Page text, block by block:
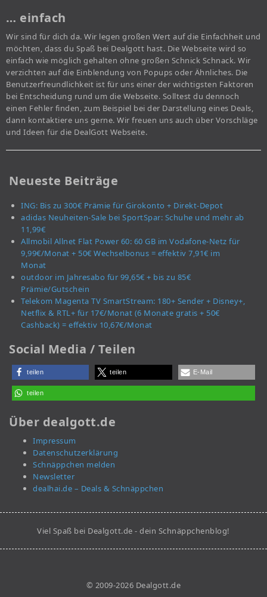
… einfach
Wir sind für dich da. Wir legen großen Wert auf die Einfachheit und
möchten, dass du Spaß bei Dealgott hast. Die Webseite wird so
einfach wie möglich gehalten ohne großen Schnick Schnack. Wir
verzichten auf die Einblendung von Popups oder Ähnliches. Die
Benutzerfreundlichkeit ist für uns einer der wichtigsten Faktoren
bei Entscheidung rund um die Webseite. Solltest du dennoch
einen Fehler finden, zum Beispiel bei der Darstellung eines Deals,
dann kontaktiere uns gerne. Wir freuen uns auch über Vorschläge
und Ideen für die DealGott Webseite.
Neueste Beiträge
ING: Bis zu 300€ Prämie für Girokonto + Direkt-Depot
adidas Neuheiten-Sale bei SportSpar: Schuhe und mehr ab
11,99€
Allmobil Allnet Flat Power 60: 60 GB im Vodafone-Netz für
9,99€/Monat + 50€ Wechselbonus = effektiv 7,91€ im
Monat
outdoor im Jahresabo für 99,65€ + bis zu 85€
Prämie/Gutschein
Telekom Magenta TV SmartStream: 180+ Sender + Disney+,
Netflix & RTL+ für 17€/Monat (6 Monate gratis + 50€
Cashback) = effektiv 10,67€/Monat
Social Media / Teilen
teilen teilen E-Mail
teilen
Über dealgott.de
Impressum
Datenschutzerklärung
Schnäppchen melden
Newsletter
dealhai.de – Deals & Schnäppchen
Viel Spaß bei Dealgott.de - dein Schnäppchenblog!
© 2009-2026 Dealgott.de